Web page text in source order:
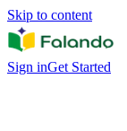
Skip to content
Sign inGet Started